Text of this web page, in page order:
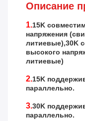
Описание
1.15K
напряжения
литиевые),30K
высокого
литиевые)
2.15K
параллельно.
3.30K
параллельно.